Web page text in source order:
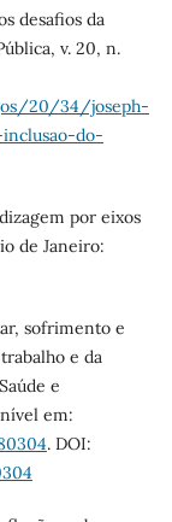
desafios da
v. 20, n.
20/34/joseph-
do-
por eixos
de Janeiro:
sofrimento e
e da
e
em:
. DOI: